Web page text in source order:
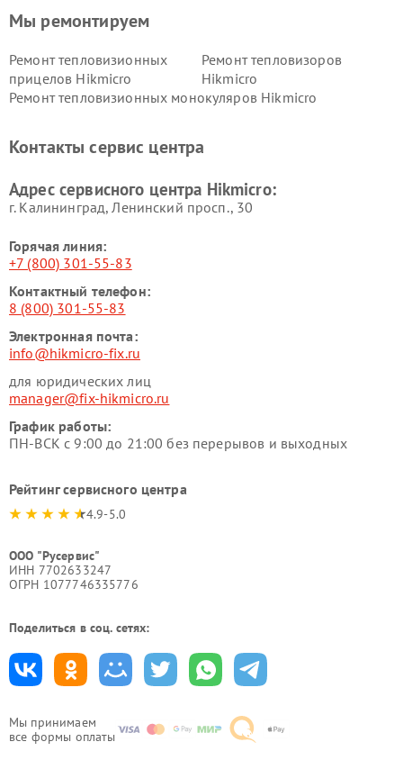
Мы принимаем
все формы оплаты
Мы ремонтируем
Ремонт тепловизионных
прицелов Hikmicro
Ремонт тепловизоров
Hikmicro
Ремонт тепловизионных монокуляров Hikmicro
Контакты сервис центра
Адрес сервисного центра Hikmicro:
г. Калининград, Ленинский просп., 30
Горячая линия:
+7 (800) 301-55-83
Контактный телефон:
8 (800) 301-55-83
Электронная почта:
info@hikmicro-fix.ru
для юридических лиц
manager@fix-hikmicro.ru
График работы:
ПН-ВСК с 9:00 до 21:00 без перерывов и выходных
Рейтинг сервисного центра
4.9-5.0
ООО "Русервис"
ИНН 7702633247
ОГРН 1077746335776
Поделиться в соц. сетях: